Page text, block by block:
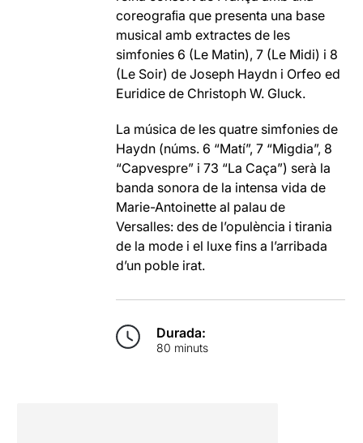
coreograﬁa que presenta una base
musical amb extractes de les
simfonies 6 (Le Matin), 7 (Le Midi) i 8
(Le Soir) de Joseph Haydn i Orfeo ed
Euridice de Christoph W. Gluck.
La música de les quatre simfonies de
Haydn (núms. 6 “Matí”, 7 “Migdia”, 8
“Capvespre” i 73 “La Caça”) serà la
banda sonora de la intensa vida de
Marie-Antoinette al palau de
Versalles: des de l’opulència i tirania
de la mode i el luxe fins a l’arribada
d’un poble irat.
Durada:
80 minuts